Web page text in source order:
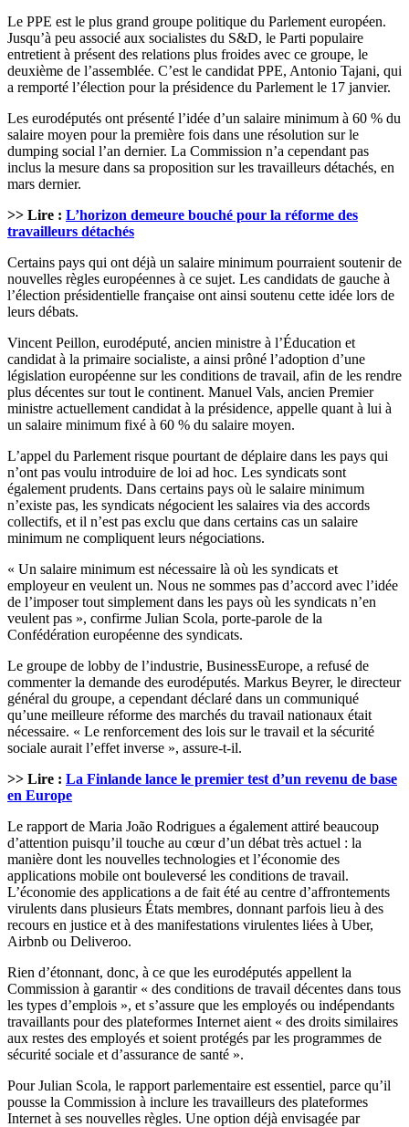
Le PPE est le plus grand groupe politique du Parlement européen.
Jusqu’à peu associé aux socialistes du S&D, le Parti populaire
entretient à présent des relations plus froides avec ce groupe, le
deuxième de l’assemblée. C’est le candidat PPE, Antonio Tajani, qui
a remporté l’élection pour la présidence du Parlement le 17 janvier.
Les eurodéputés ont présenté l’idée d’un salaire minimum à 60 % du
salaire moyen pour la première fois dans une résolution sur le
dumping social l’an dernier. La Commission n’a cependant pas
inclus la mesure dans sa proposition sur les travailleurs détachés, en
mars dernier.
>> Lire : L’horizon demeure bouché pour la réforme des
travailleurs détachés
Certains pays qui ont déjà un salaire minimum pourraient soutenir de
nouvelles règles européennes à ce sujet. Les candidats de gauche à
l’élection présidentielle française ont ainsi soutenu cette idée lors de
leurs débats.
Vincent Peillon, eurodéputé, ancien ministre à l’Éducation et
candidat à la primaire socialiste, a ainsi prôné l’adoption d’une
législation européenne sur les conditions de travail, afin de les rendre
plus décentes sur tout le continent. Manuel Vals, ancien Premier
ministre actuellement candidat à la présidence, appelle quant à lui à
un salaire minimum fixé à 60 % du salaire moyen.
L’appel du Parlement risque pourtant de déplaire dans les pays qui
n’ont pas voulu introduire de loi ad hoc. Les syndicats sont
également prudents. Dans certains pays où le salaire minimum
n’existe pas, les syndicats négocient les salaires via des accords
collectifs, et il n’est pas exclu que dans certains cas un salaire
minimum ne compliquent leurs négociations.
« Un salaire minimum est nécessaire là où les syndicats et
employeur en veulent un. Nous ne sommes pas d’accord avec l’idée
de l’imposer tout simplement dans les pays où les syndicats n’en
veulent pas », confirme Julian Scola, porte-parole de la
Confédération européenne des syndicats.
Le groupe de lobby de l’industrie, BusinessEurope, a refusé de
commenter la demande des eurodéputés. Markus Beyrer, le directeur
général du groupe, a cependant déclaré dans un communiqué
qu’une meilleure réforme des marchés du travail nationaux était
nécessaire. « Le renforcement des lois sur le travail et la sécurité
sociale aurait l’effet inverse », assure-t-il.
>> Lire : La Finlande lance le premier test d’un revenu de base
en Europe
Le rapport de Maria João Rodrigues a également attiré beaucoup
d’attention puisqu’il touche au cœur d’un débat très actuel : la
manière dont les nouvelles technologies et l’économie des
applications mobile ont bouleversé les conditions de travail.
L’économie des applications a de fait été au centre d’affrontements
virulents dans plusieurs États membres, donnant parfois lieu à des
recours en justice et à des manifestations virulentes liées à Uber,
Airbnb ou Deliveroo.
Rien d’étonnant, donc, à ce que les eurodéputés appellent la
Commission à garantir « des conditions de travail décentes dans tous
les types d’emplois », et s’assure que les employés ou indépendants
travaillants pour des plateformes Internet aient « des droits similaires
aux restes des employés et soient protégés par les programmes de
sécurité sociale et d’assurance de santé ».
Pour Julian Scola, le rapport parlementaire est essentiel, parce qu’il
pousse la Commission à inclure les travailleurs des plateformes
Internet à ses nouvelles règles. Une option déjà envisagée par